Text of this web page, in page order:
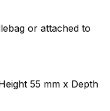
or attached to
55 mm x Depth